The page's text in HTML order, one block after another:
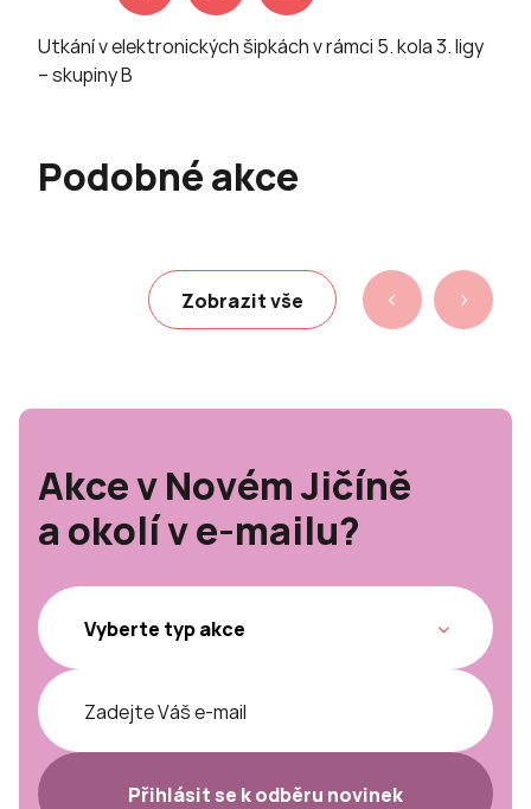
Utkání v elektronických šipkách v rámci 5. kola 3. ligy
– skupiny B
Podobné akce
Zobrazit vše
Akce v Novém Jičíně
a okolí v e-mailu?
Přihlásit se k odběru novinek